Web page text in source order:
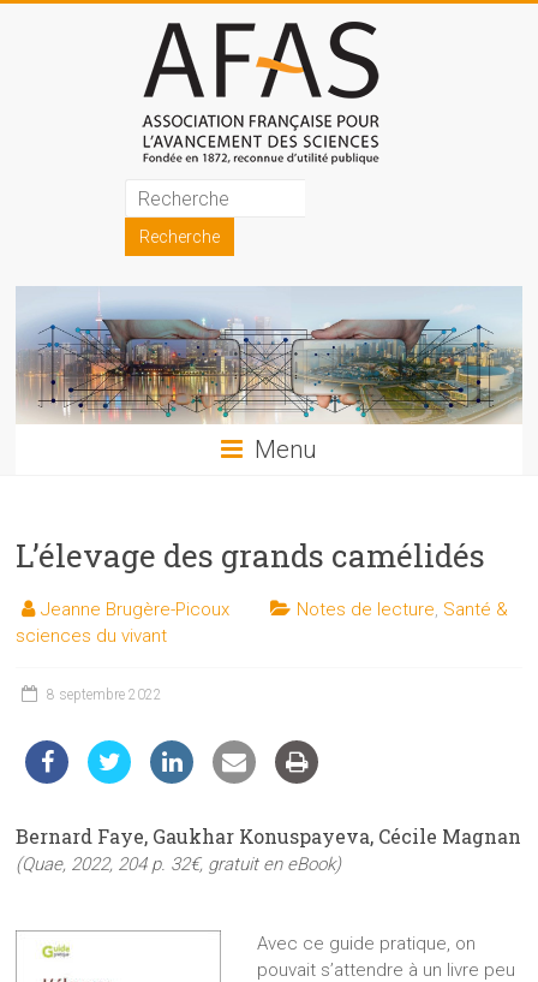
Association
française
pour
l'avancement
des
sciences
les
et
les
auprès
public
Menu
L’élevage des grands camélidés
Jeanne Brugère-Picoux Notes de lecture Santé &
sciences du vivant
8 septembre 2022
Bernard Faye, Gaukhar Konuspayeva, Cécile Magnan
(Quae, 2022, 204 p. 32€, gratuit en eBook)
Avec ce guide pratique, on
pouvait s’attendre à un livre peu